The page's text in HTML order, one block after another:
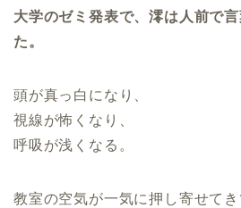
大学のゼミ発表で、澪は人前で
た。
頭が真っ白になり、
視線が怖くなり、
呼吸が浅くなる。
教室の空気が一気に押し寄せてき